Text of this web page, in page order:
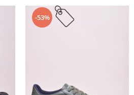
-53%